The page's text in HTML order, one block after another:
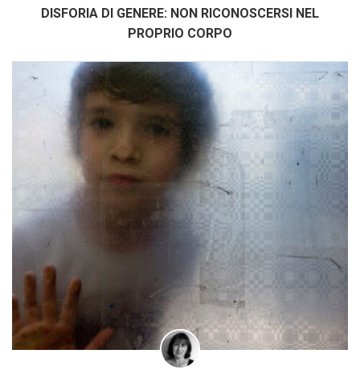
DISFORIA DI GENERE: NON RICONOSCERSI NEL
PROPRIO CORPO